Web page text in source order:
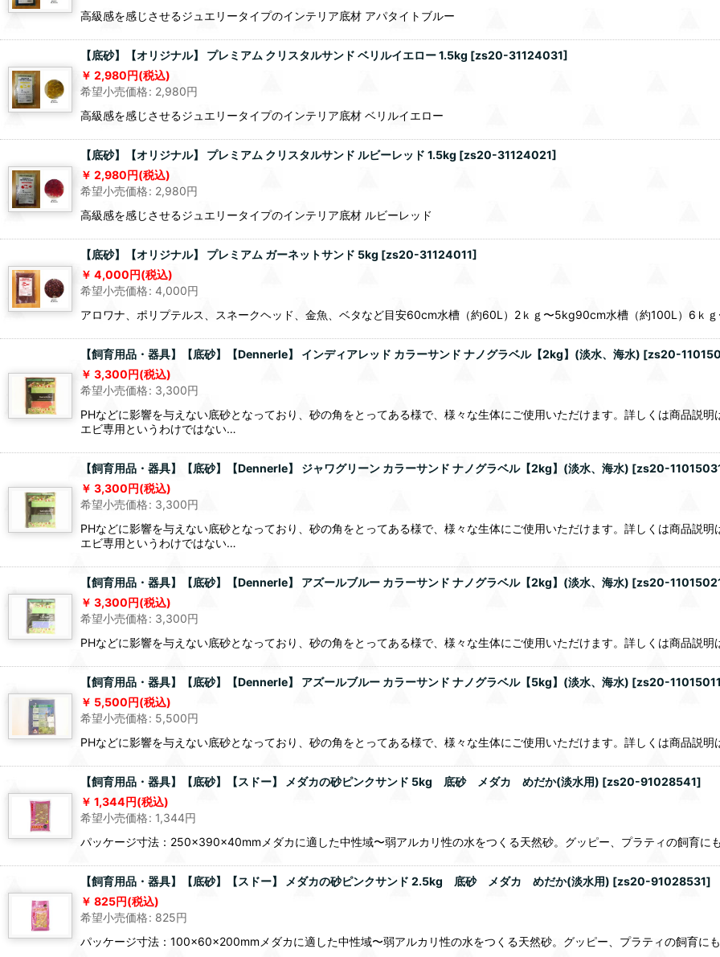
高級感を感じさせるジュエリータイプのインテリア底材 アパタイトブルー
【底砂】【オリジナル】 プレミアム クリスタルサンド ベリルイエロー 1.5kg [zs20-31124031]
2,980円(税込)
希望小売価格: 2,980円
高級感を感じさせるジュエリータイプのインテリア底材 ベリルイエロー
【底砂】【オリジナル】 プレミアム クリスタルサンド ルビーレッド 1.5kg [zs20-31124021]
2,980円(税込)
希望小売価格: 2,980円
高級感を感じさせるジュエリータイプのインテリア底材 ルビーレッド
【底砂】【オリジナル】 プレミアム ガーネットサンド 5kg [zs20-31124011]
4,000円(税込)
希望小売価格: 4,000円
アロワナ、ポリプテルス、スネークヘッド、金魚、ベタなど目安60cm水槽（約60L）2ｋｇ〜5kg90cm水槽（約100L）6ｋ
【飼育用品・器具】【底砂】【Dennerle】 インディアレッド カラーサンド ナノグラベル【2kg】(淡水、海水) [zs20-
3,300円(税込)
希望小売価格: 3,300円
PHなどに影響を与えない底砂となっており、砂の角をとってある様で、様々な生体にご使用いただけます。詳しくは商品説
エビ専用というわけではない…
【飼育用品・器具】【底砂】【Dennerle】 ジャワグリーン カラーサンド ナノグラベル【2kg】(淡水、海水) [zs20-
3,300円(税込)
希望小売価格: 3,300円
PHなどに影響を与えない底砂となっており、砂の角をとってある様で、様々な生体にご使用いただけます。詳しくは商品説
エビ専用というわけではない…
【飼育用品・器具】【底砂】【Dennerle】 アズールブルー カラーサンド ナノグラベル【2kg】(淡水、海水) [zs20-
3,300円(税込)
希望小売価格: 3,300円
PHなどに影響を与えない底砂となっており、砂の角をとってある様で、様々な生体にご使用いただけます。詳しくは商品説
【飼育用品・器具】【底砂】【Dennerle】 アズールブルー カラーサンド ナノグラベル【5kg】(淡水、海水) [zs20-
5,500円(税込)
希望小売価格: 5,500円
PHなどに影響を与えない底砂となっており、砂の角をとってある様で、様々な生体にご使用いただけます。詳しくは商品説
【飼育用品・器具】【底砂】【スドー】 メダカの砂ピンクサンド 5kg 底砂 メダカ めだか(淡水用) [zs20-91028541]
1,344円(税込)
希望小売価格: 1,344円
パッケージ寸法：250×390×40mmメダカに適した中性域〜弱アルカリ性の水をつくる天然砂。グッピー、プラティの飼育に
【飼育用品・器具】【底砂】【スドー】 メダカの砂ピンクサンド 2.5kg 底砂 メダカ めだか(淡水用) [zs20-91028531]
825円(税込)
希望小売価格: 825円
パッケージ寸法：100×60×200mmメダカに適した中性域〜弱アルカリ性の水をつくる天然砂。グッピー、プラティの飼育に